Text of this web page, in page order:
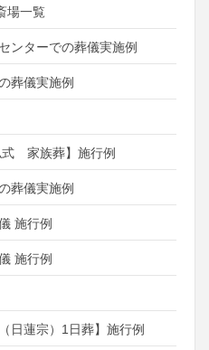
場一覧
ンターでの葬儀実施例
葬儀実施例
式 家族葬】施行例
葬儀実施例
施行例
施行例
日蓮宗）1日葬】施行例